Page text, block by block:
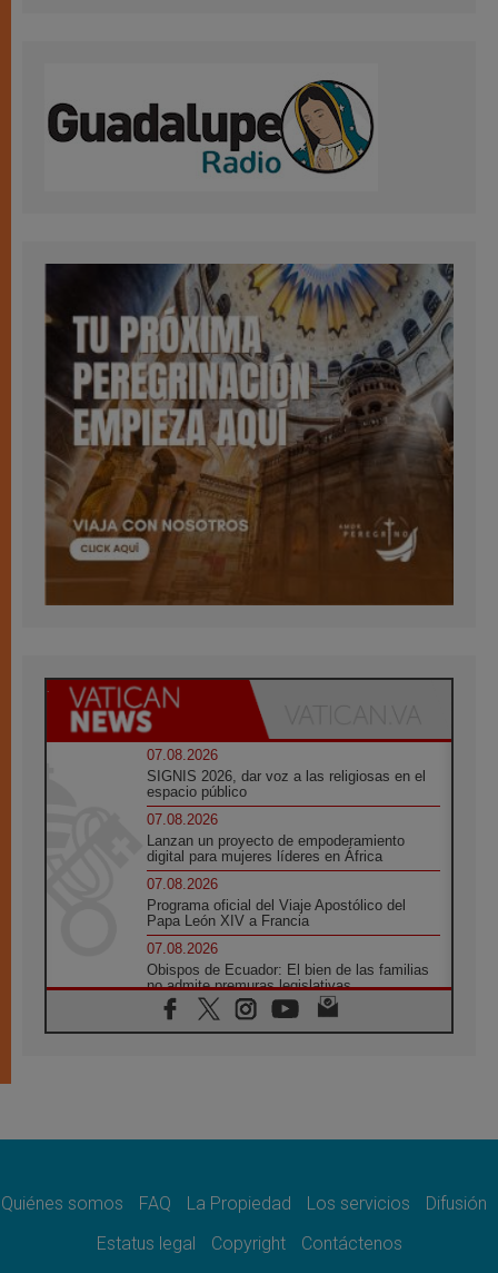
07.08.2026
SIGNIS 2026, dar voz a las religiosas en el
espacio público
07.08.2026
Lanzan un proyecto de empoderamiento
digital para mujeres líderes en África
07.08.2026
Programa oficial del Viaje Apostólico del
Papa León XIV a Francia
07.08.2026
Obispos de Ecuador: El bien de las familias
no admite premuras legislativas
06.08.2026
Cardenal Parolin: La paz comienza con la
06.08.2026
06.08.2026
«Hoy nos sentimos Iglesia»
Quiénes somos FAQ La Propiedad Los servicios
Difusión
Estatus legal
Copyright Contáctenos